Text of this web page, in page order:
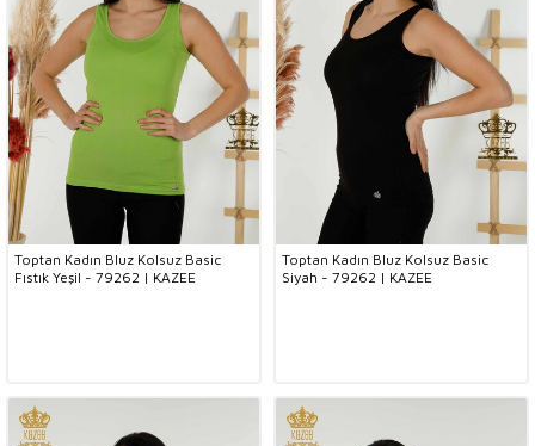
Toptan Kadın Bluz Kolsuz Basic
Fıstık Yeşil - 79262 | KAZEE
Toptan Kadın Bluz Kolsuz Basic
Siyah - 79262 | KAZEE